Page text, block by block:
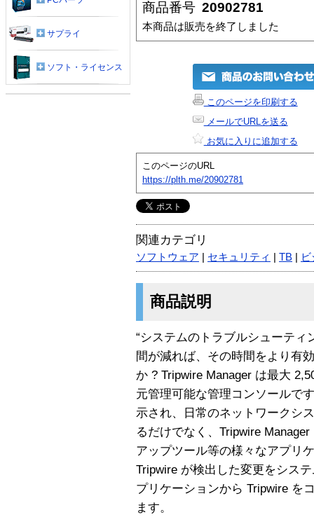
商品番号 20902781
本商品は販売を終了しました
このページを印刷する
メールでURLを送る
お気に入りに追加する
このページのURL
https://plth.me/20902781
関連カテゴリ
ソフトウェア セキュリティ TB
商品説明
“システムのトラブルシューテ
間が減れば、その時間をより有
か ? Tripwire Manager は最大
元管理可能な管理コンソールで
示され、日常のネットワークシ
るだけでなく、Tripwire
アップツール等の様々なアプリ
Tripwire が検出した変更をシス
プリケーションから Tripwire を
ます。
サプライ
ソフト・ライセンス